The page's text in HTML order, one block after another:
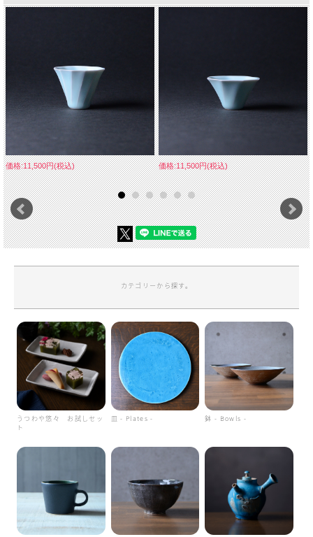
価格:11,500円(税込) 価格:11,500円(税込)
カテゴリーから探す。
うつわや悠々 お試しセッ
ト
皿 - Plates - 鉢 - Bowls -